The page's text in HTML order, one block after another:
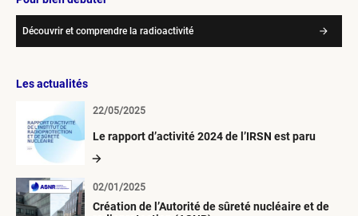
Découvrir et comprendre la radioactivité
Les actualités
Le rapport d’activité 2024 de l’IRSN est paru
22/05/2025
Création de l’Autorité de sûreté nucléaire et de
02/01/2025